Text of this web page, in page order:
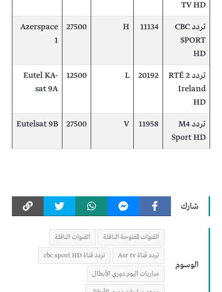
TV HD
تردد CBC
SPORT
HD
11134
H
27500
Azerspace
1
تردد RTÉ 2
Ireland
HD
20192
L
12500
Eutel KA-
sat 9A
تردد M4
Sport HD
11958
V
27500
Eutelsat 9B
شارك
الوسوم
القنوات المفتوحة الناقلة القنوات الناقلة
تردد قناة Asr tv تردد قناة cbc sport HD
مباريات اليوم دوري الأبطال